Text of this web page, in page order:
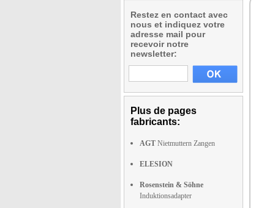
Restez en contact avec
nous et indiquez votre
adresse mail pour
recevoir notre
newsletter:
Plus de pages
fabricants:
AGT Nietmuttern Zangen
ELESION
Rosenstein & Söhne
Induktionsadapter